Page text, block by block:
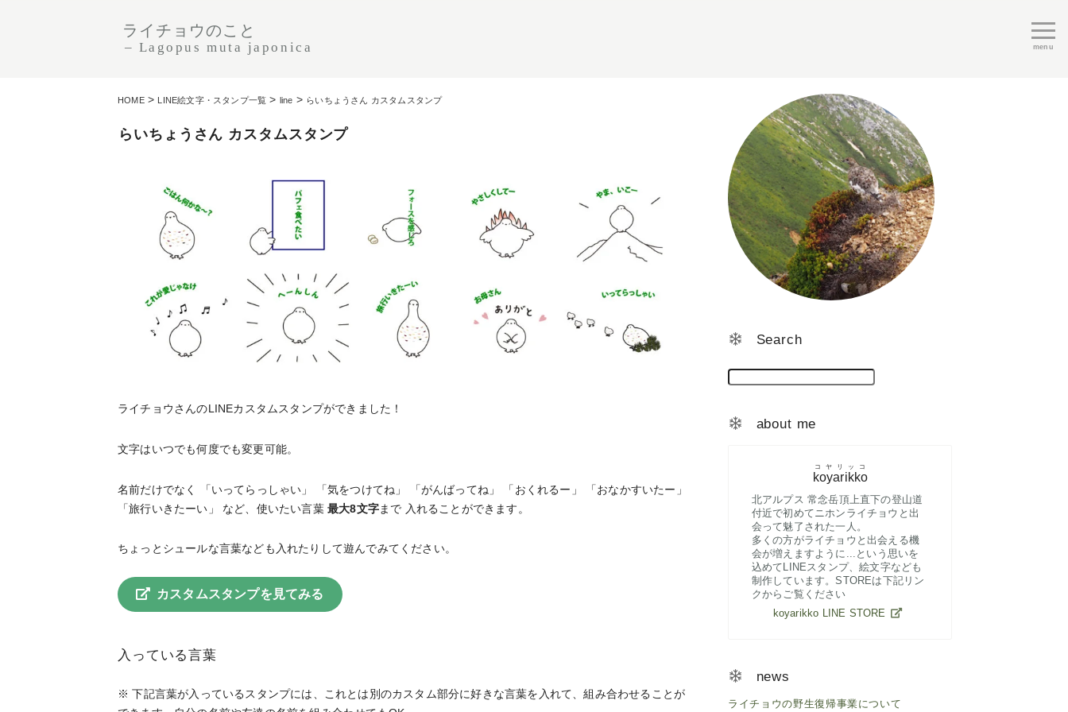
ライチョウのこと
– Lagopus muta japonica menu
HOME> LINE絵文字・スタンプ一覧 > line > らいちょうさん カスタムスタンプ
らいちょうさん カスタムスタンプ
ライチョウさんのLINEカスタムスタンプができました！
文字はいつでも何度でも変更可能。
名前だけでなく 「いってらっしゃい」 「気をつけてね」 「がんばってね」 「おくれるー」 「おなかすいたー」
「旅行いきたーい」 など、使いたい言葉 最大8文字まで 入れることができます。
ちょっとシュールな言葉なども入れたりして遊んでみてください。
カスタムスタンプを見てみる
入っている言葉
※ 下記言葉が入っているスタンプには、これとは別のカスタム部分に好きな言葉を入れて、組み合わせることが
Search
検索
about me
koyarikko
コヤリッコ
北アルプス 常念岳頂上直下の登山道
付近で初めてニホンライチョウと出
会って魅了された一人。
多くの方がライチョウと出会える機
会が増えますように...という思いを
込めてLINEスタンプ、絵文字なども
制作しています。STOREは下記リン
クからご覧ください
koyarikko LINE STORE
news
ライチョウの野生復帰事業について